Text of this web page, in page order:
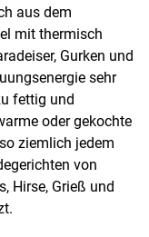
aus dem
mit thermisch
Gurken und
sehr
fettig und
oder gekochte
ziemlich jedem
von
Hirse, Grieß und